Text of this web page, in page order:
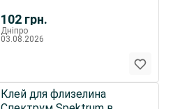
102 грн.
металлу 3в1
Дніпро
03.08.2026
Клей для флизелина